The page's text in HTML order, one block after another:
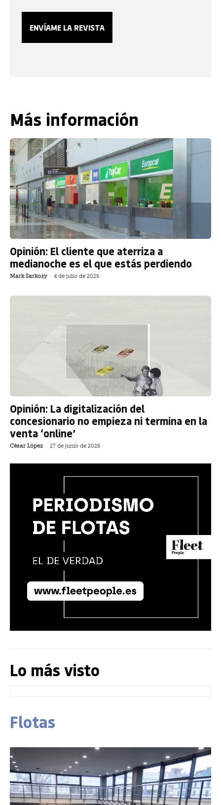
Más información
Opinión: El cliente que aterriza a
medianoche es el que estás perdiendo
Mark Sarkozy - 4 de julio de 2026
Opinión: La digitalización del
concesionario no empieza ni termina en la
venta ‘online’
César López - 27 de junio de 2026
Lo más visto
Flotas